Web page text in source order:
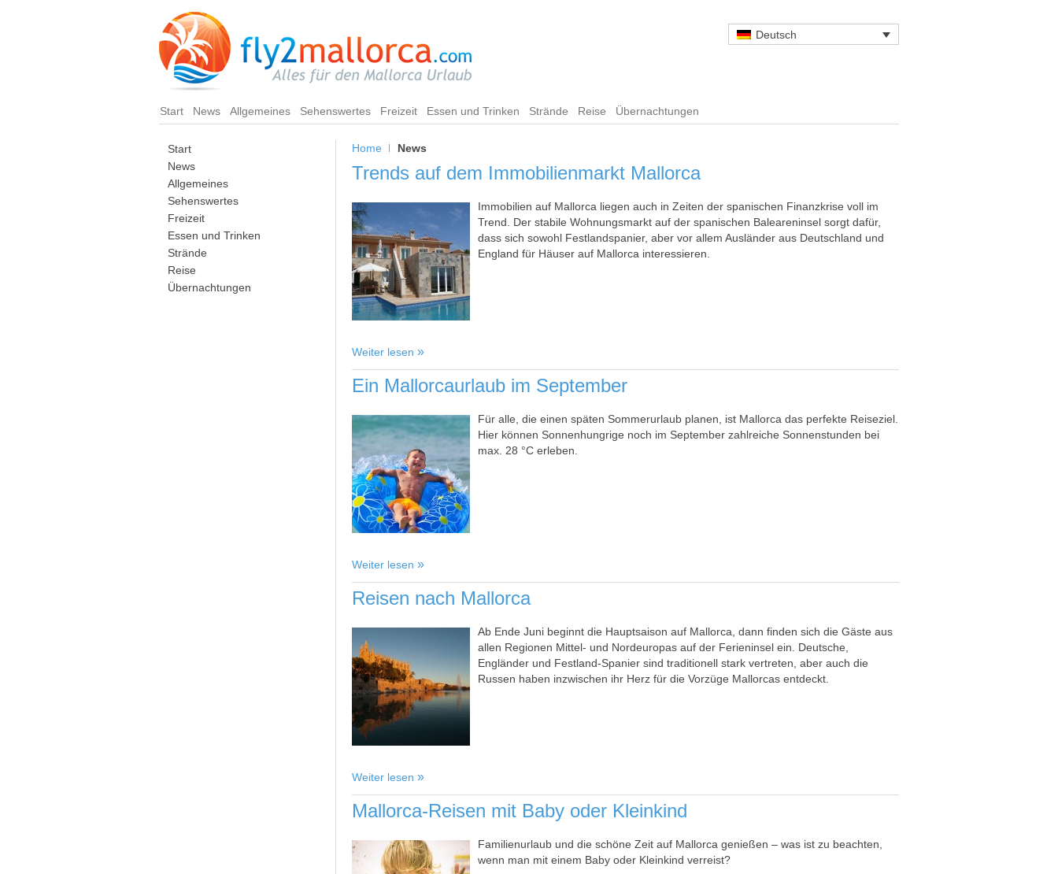
Deutsch
Start News Allgemeines Sehenswertes Freizeit Essen und Trinken Strände Reise Übernachtungen
Home News
Trends auf dem Immobilienmarkt Mallorca
Immobilien auf Mallorca liegen auch in Zeiten der spanischen Finanzkrise voll im
Trend. Der stabile Wohnungsmarkt auf der spanischen Baleareninsel sorgt dafür,
dass sich sowohl Festlandspanier, aber vor allem Ausländer aus Deutschland und
England für Häuser auf Mallorca interessieren.
Weiter lesen
Ein Mallorcaurlaub im September
Für alle, die einen späten Sommerurlaub planen, ist Mallorca das perfekte Reiseziel.
Hier können Sonnenhungrige noch im September zahlreiche Sonnenstunden bei
max. 28 °C erleben.
Weiter lesen
Reisen nach Mallorca
Ab Ende Juni beginnt die Hauptsaison auf Mallorca, dann finden sich die Gäste aus
allen Regionen Mittel- und Nordeuropas auf der Ferieninsel ein. Deutsche,
Engländer und Festland-Spanier sind traditionell stark vertreten, aber auch die
Russen haben inzwischen ihr Herz für die Vorzüge Mallorcas entdeckt.
Weiter lesen
Mallorca-Reisen mit Baby oder Kleinkind
Familienurlaub und die schöne Zeit auf Mallorca genießen – was ist zu beachten,
wenn man mit einem Baby oder Kleinkind verreist?
Start
News
Allgemeines
Sehenswertes
Freizeit
Essen und Trinken
Strände
Reise
Übernachtungen